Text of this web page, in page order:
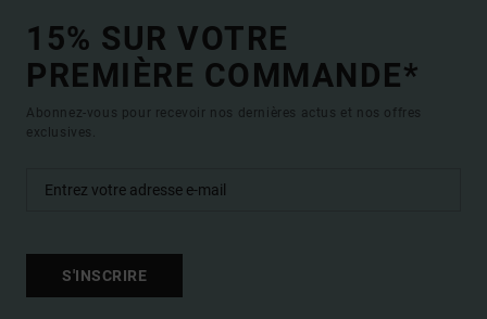
15% SUR VOTRE
PREMIÈRE COMMANDE*
Abonnez-vous pour recevoir nos dernières actus et nos offres
exclusives.
S'INSCRIRE